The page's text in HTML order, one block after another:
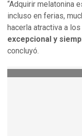
“Adquirir melatonina
incluso en ferias,
hacerla atractiva a los
excepcional y
concluyó.